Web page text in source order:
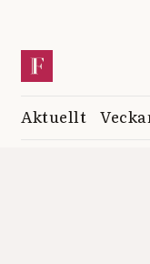
Aktuellt